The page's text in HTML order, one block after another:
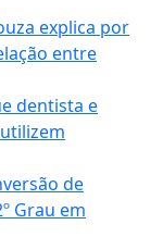
explica por
entre
dentista e
de
Grau em